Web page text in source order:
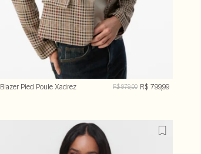
Blazer Pied Poule Xadrez R$ 979,00 R$ 799,99